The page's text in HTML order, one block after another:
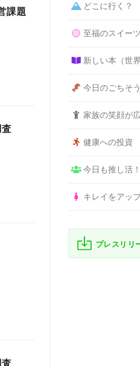
課題
どこに行く？
至福のスイーツ
新しい本（世
今日のごちそ
家族の笑顔が
健康への投資
今日も推し活！
キレイをアッ
プレスリリ